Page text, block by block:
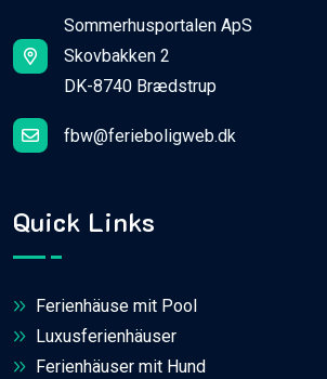
Sommerhusportalen ApS
Skovbakken 2
DK-8740 Brædstrup
fbw@ferieboligweb.dk
Quick Links
Ferienhäuse mit Pool
Luxusferienhäuser
Ferienhäuser mit Hund